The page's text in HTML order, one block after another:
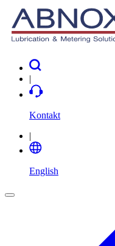
|
Kontakt
|
English